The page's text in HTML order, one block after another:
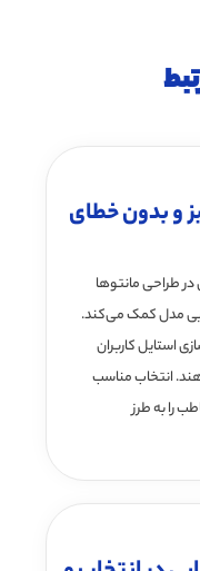
و بدون خطای
در طراحی مانتوها
مدل کمک می‌کند.
استایل کاربران
انتخاب مناسب
را به طرز